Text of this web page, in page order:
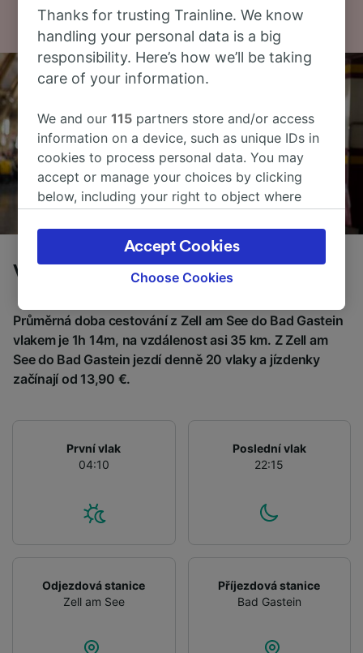
Vlaky z Zell am See do Bad Gastein
Průměrná doba cestování z Zell am See do Bad Gastein
vlakem je 1h 14m, na vzdálenost asi 35 km. Z Zell am
See do Bad Gastein jezdí denně 20 vlaky a jízdenky
začínají od 13,90 €.
První vlak
04:10
Poslední vlak
22:15
Odjezdová stanice
Zell am See
Příjezdová stanice
Bad Gastein
Thanks for trusting Trainline. We know
handling your personal data is a big
responsibility. Here’s how we’ll be taking
care of your information.
We and our115 partners store and/or access
information on a device, such as unique IDs in
cookies to process personal data. You may
accept or manage your choices by clicking
below, including your right to object where
the privacy policy page. These choices will be
signaled to our partners and will not affect
browsing data. Your data will not be used for
track you.
We and our partners process data to provide:
Use precise geolocation data. Actively scan
device characteristics for identification. Store
advertising and content measurement,
audience research and services development.
Choose Cookies
Accept Cookies